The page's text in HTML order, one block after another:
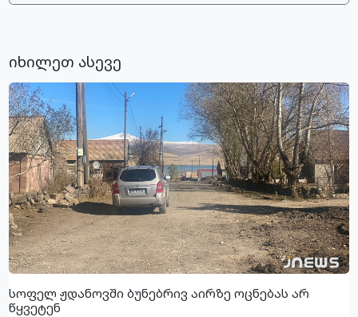
იხილეთ ასევე
სოფელ ჟდანოვში ბუნებრივ აირზე ოცნებას არ
წყვეტენ